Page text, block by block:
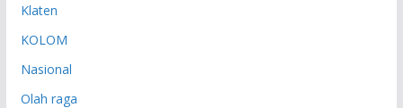
Klaten
KOLOM
Nasional
Olah raga